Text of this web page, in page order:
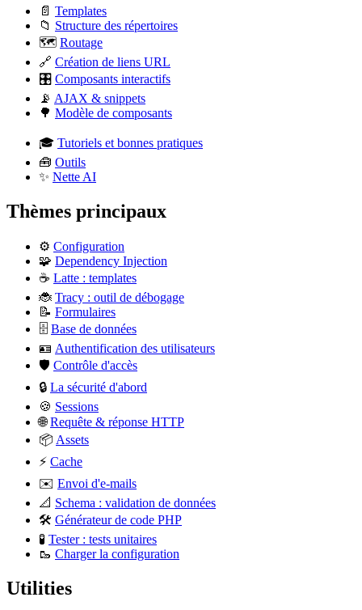
📄 Templates
📁 Structure des répertoires
🗺️ Routage
🔗 Création de liens URL
🎛️ Composants interactifs
📡 AJAX & snippets
🌳 Modèle de composants
🎓 Tutoriels et bonnes pratiques
🧰 Outils
✨ Nette AI
Thèmes principaux
⚙️ Configuration
🧩 Dependency Injection
☕ Latte : templates
🐞 Tracy : outil de débogage
📝 Formulaires
🗄️ Base de données
🪪 Authentification des utilisateurs
🛡️ Contrôle d'accès
🔒 La sécurité d'abord
🍪 Sessions
🌐Requête & réponse HTTP
📦 Assets
⚡ Cache
✉️ Envoi d'e-mails
📐 Schema : validation de données
🛠️ Générateur de code PHP
🧪 Tester : tests unitaires
🥾 Charger la configuration
Utilities